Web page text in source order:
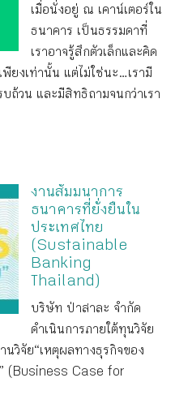
เมื่อนั่งอยู่ ณ เคาน์เตอร์ใน
ธนาคาร เป็นธรรมดาที่
เราอาจรู้สึกตัวเล็กและคิด
งเท่านั้น แต่ไม่ใช่นะ...เรามี
ถ้วน และมีสิทธิถามจนกว่าเรา
งานสัมมนาการ
ธนาคารที่ยั่งยืนใน
ประเทศไทย
(Sustainable
Banking
Thailand)
บริษัท ป่าสาละ จำกัด
ดำเนินการภายใต้ทุนวิจัย
นวิจัย“เหตุผลทางธุรกิจของ
(Business Case for